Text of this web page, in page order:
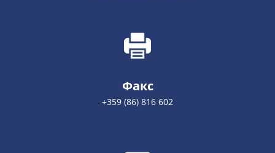
Факс
+359 (86) 816 602